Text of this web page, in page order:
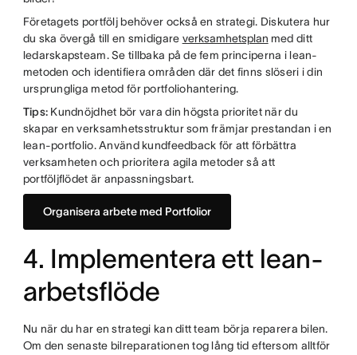
Företagets portfölj behöver också en strategi. Diskutera hur
du ska övergå till en smidigare verksamhetsplan med ditt
ledarskapsteam. Se tillbaka på de fem principerna i lean-
metoden och identifiera områden där det finns slöseri i din
ursprungliga metod för portfoliohantering.
Tips: Kundnöjdhet bör vara din högsta prioritet när du
skapar en verksamhetsstruktur som främjar prestandan i en
lean-portfolio. Använd kundfeedback för att förbättra
verksamheten och prioritera agila metoder så att
portföljflödet är anpassningsbart.
Organisera arbete med Portfolior
4. Implementera ett lean-
arbetsflöde
Nu när du har en strategi kan ditt team börja reparera bilen.
Om den senaste bilreparationen tog lång tid eftersom alltför